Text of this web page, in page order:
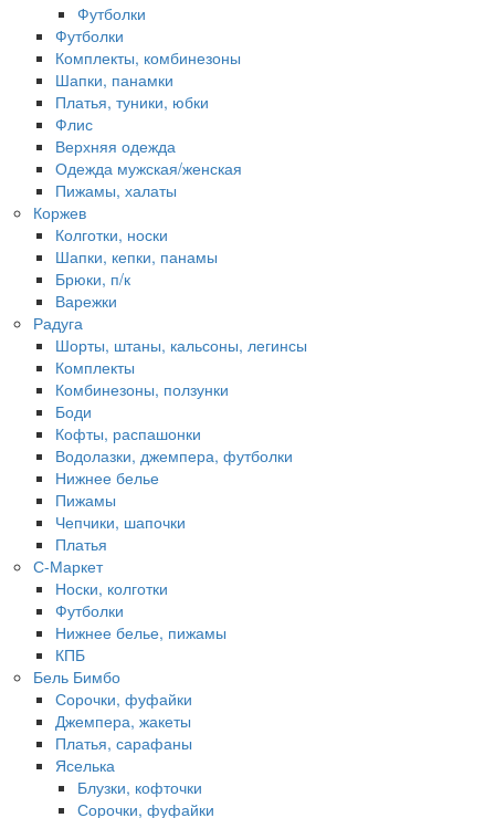
Футболки
Футболки
Комплекты, комбинезоны
Шапки, панамки
Платья, туники, юбки
Флис
Верхняя одежда
Одежда мужская/женская
Пижамы, халаты
Коржев
Колготки, носки
Шапки, кепки, панамы
Брюки, п/к
Варежки
Радуга
Шорты, штаны, кальсоны, легинсы
Комплекты
Комбинезоны, ползунки
Боди
Кофты, распашонки
Водолазки, джемпера, футболки
Нижнее белье
Пижамы
Чепчики, шапочки
Платья
С-Маркет
Носки, колготки
Футболки
Нижнее белье, пижамы
КПБ
Бель Бимбо
Сорочки, фуфайки
Джемпера, жакеты
Платья, сарафаны
Яселька
Блузки, кофточки
Сорочки, фуфайки